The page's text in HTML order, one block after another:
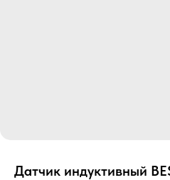
Датчик индуктивный